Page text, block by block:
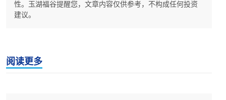
性。玉湖福谷提醒您，文章内容仅供参考，不构成任何投资
建议。
阅读更多